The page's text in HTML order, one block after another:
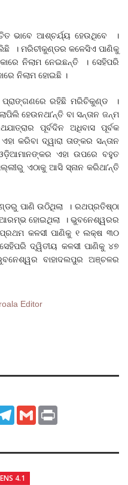
ଭାବେ ଆଶ୍ଚର୍ଯ୍ୟ ହେଉଥିବେ ।
। ମରିଚୀକୁଣ୍ଡର କଳେସିଏ ପାଣିକୁ
ନିଲାମ ନେଇଛନ୍ତି । ସେହିପରି
ନିଲାମ ହୋଇଛି ।
ପ୍ରାଙ୍ଗଣରେ ରହିଛି ମରିଚିକୁଣ୍ଡ ।
ହେଉନଥା’ନ୍ତି ବା ସନ୍ତାନ ଜନ୍ମ
ପୂର୍ବଦିନ ଅଧିବାସ ପୂର୍ବକ
କରିବା ଦ୍ୱାରା ତାଙ୍କର ସନ୍ତାନ
ଏହା ଉପରେ ବହୁତ
ଏଠାକୁ ଆସି ସ୍ନାନ କରିଥା’ନ୍ତି
ପାଣି ଉଠିଥିଲା । ରଥପ୍ରତିଷ୍ଠା
ଆରମ୍ଭ ହୋଇଥିଲା । ଭୁବନେଶ୍ୱରର
କଳସୀ ପାଣିକୁ ୧ ଲକ୍ଷ ୩୦
ଦ୍ୱିତୀୟ କଳସୀ ପାଣିକୁ ୪୭
ବାହାଦଲପୁର ଅଞ୍ଚଳର
Editor
Telegram
Gmail
4.1